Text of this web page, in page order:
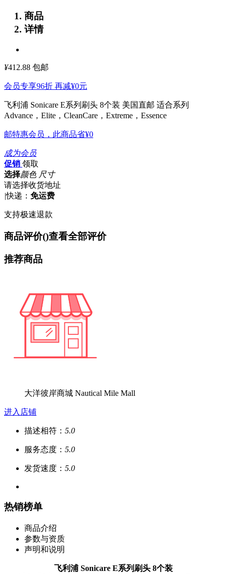
商品
详情
¥412.88 包邮
会员专享96折 再减¥0元
飞利浦 Sonicare E系列刷头 8个装 美国直邮 适合系列
Advance，Elite，CleanCare，Extreme，Essence
邮特惠会员，此商品省¥0
成为会员
促销 领取
选择颜色 尺寸
请选择收货地址
|快递： 免运费
支持极速退款
商品评价()查看全部评价
推荐商品
大洋彼岸商城 Nautical Mile Mall
进入店铺
描述相符： 5.0
服务态度： 5.0
发货速度： 5.0
热销榜单
商品介绍
参数与资质
声明和说明
飞利浦 Sonicare E系列刷头 8个装